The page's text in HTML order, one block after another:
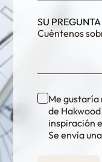
SU
Me
de
inspiración
Se envía